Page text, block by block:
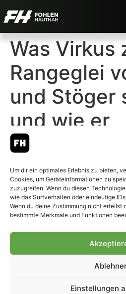
Um dir ein optimales Erlebnis zu bieten,
Cookies, um Geräteinformationen zu
zuzugreifen. Wenn du diesen
wie das Surfverhalten oder eindeutige
Wenn du deine Zustimmung nicht erteilst
bestimmte Merkmale und Funktionen
Einstellungen
Was Virkus
Rangeglei
und Stöger
und wie er
Gladbachs
einordnet
© 2007-2026 Fohlen-Hautnah.de
offiziell eingetragenes Magazin
Nationalbibliothek (ISSN 1868-